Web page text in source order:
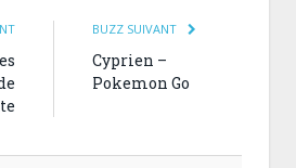
BUZZ SUIVANT
Cyprien –
Pokemon Go